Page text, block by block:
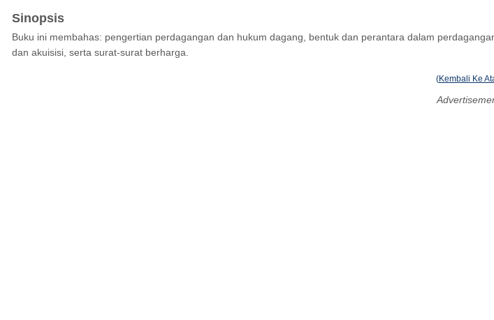
Sinopsis
Buku ini membahas: pengertian perdagangan dan hukum dagang, bentuk dan perantara dalam
dan akuisisi, serta surat-surat berharga.
(Kembali Ke